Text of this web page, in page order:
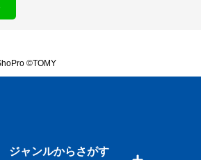
©TOMY
ジャンルからさがす